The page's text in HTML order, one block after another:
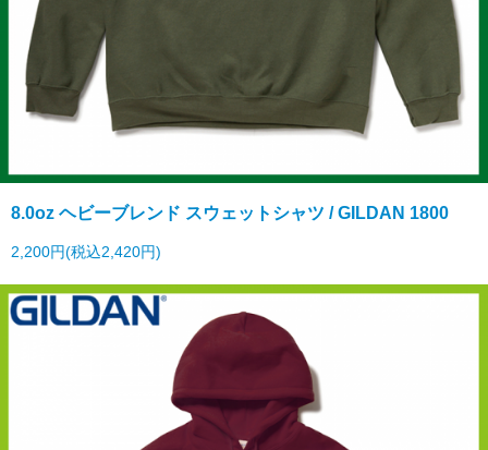
8.0oz ヘビーブレンド スウェットシャツ / GILDAN 1800
2,200円(税込2,420円)